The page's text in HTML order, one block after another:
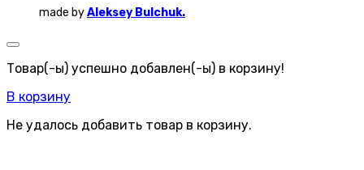
made byAleksey Bulchuk.
Товар(-ы) успешно добавлен(-ы) в корзину!
В корзину
Не удалось добавить товар в корзину.